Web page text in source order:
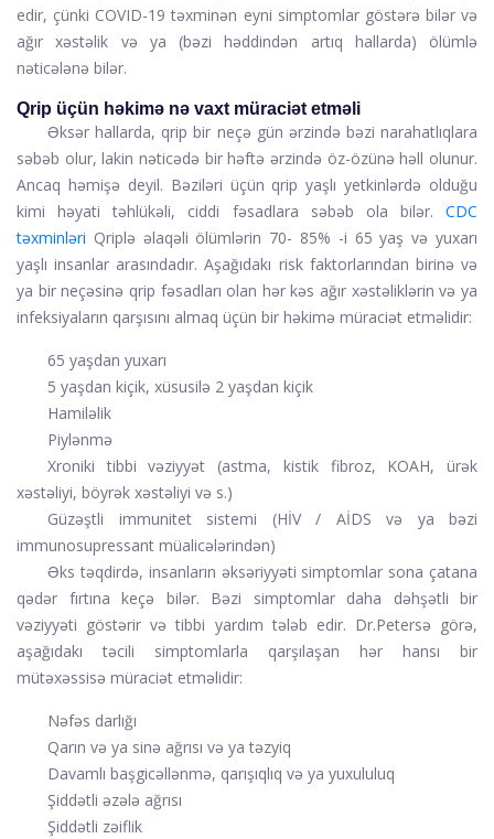
edir, çünki COVID-19 təxminən eyni simptomlar göstərə bilər və
ağır xəstəlik və ya (bəzi həddindən artıq hallarda) ölümlə
nəticələnə bilər.
Qrip üçün həkimə nə vaxt müraciət etməli
Əksər hallarda, qrip bir neçə gün ərzində bəzi narahatlıqlara
səbəb olur, lakin nəticədə bir həftə ərzində öz-özünə həll olunur.
Ancaq həmişə deyil. Bəziləri üçün qrip yaşlı yetkinlərdə olduğu
kimi həyati təhlükəli, ciddi fəsadlara səbəb ola bilər.
CDC
təxminləri Qriplə əlaqəli ölümlərin 70- 85% -i 65 yaş və yuxarı
yaşlı insanlar arasındadır. Aşağıdakı risk faktorlarından birinə və
ya bir neçəsinə qrip fəsadları olan hər kəs ağır xəstəliklərin və ya
infeksiyaların qarşısını almaq üçün bir həkimə müraciət etməlidir:
65 yaşdan yuxarı
5 yaşdan kiçik, xüsusilə 2 yaşdan kiçik
Hamiləlik
Piylənmə
Xroniki tibbi vəziyyət (astma, kistik fibroz, KOAH, ürək
xəstəliyi, böyrək xəstəliyi və s.)
Güzəştli immunitet sistemi (HİV / AİDS və ya bəzi
immunosupressant müalicələrindən)
Əks təqdirdə, insanların əksəriyyəti simptomlar sona çatana
qədər fırtına keçə bilər. Bəzi simptomlar daha dəhşətli bir
vəziyyəti göstərir və tibbi yardım tələb edir. Dr.Petersə görə,
aşağıdakı təcili simptomlarla qarşılaşan hər hansı bir
mütəxəssisə müraciət etməlidir:
Nəfəs darlığı
Qarın və ya sinə ağrısı və ya təzyiq
Davamlı başgicəllənmə, qarışıqlıq və ya yuxululuq
Şiddətli əzələ ağrısı
Şiddətli zəiflik